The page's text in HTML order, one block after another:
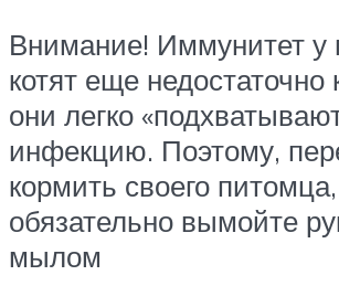
Внимание! Иммунитет у
котят еще недостаточно
они легко
инфекцию. Поэтому,
кормить своего питомца,
обязательно вымойте
мылом